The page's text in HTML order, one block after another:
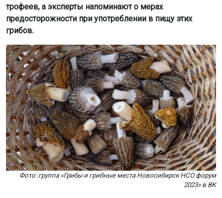
трофеев, а эксперты напоминают о мерах
предосторожности при употреблении в пищу этих
грибов.
Фото: группа «Грибы и грибные места Новосибирск НСО форум
2023» в ВК